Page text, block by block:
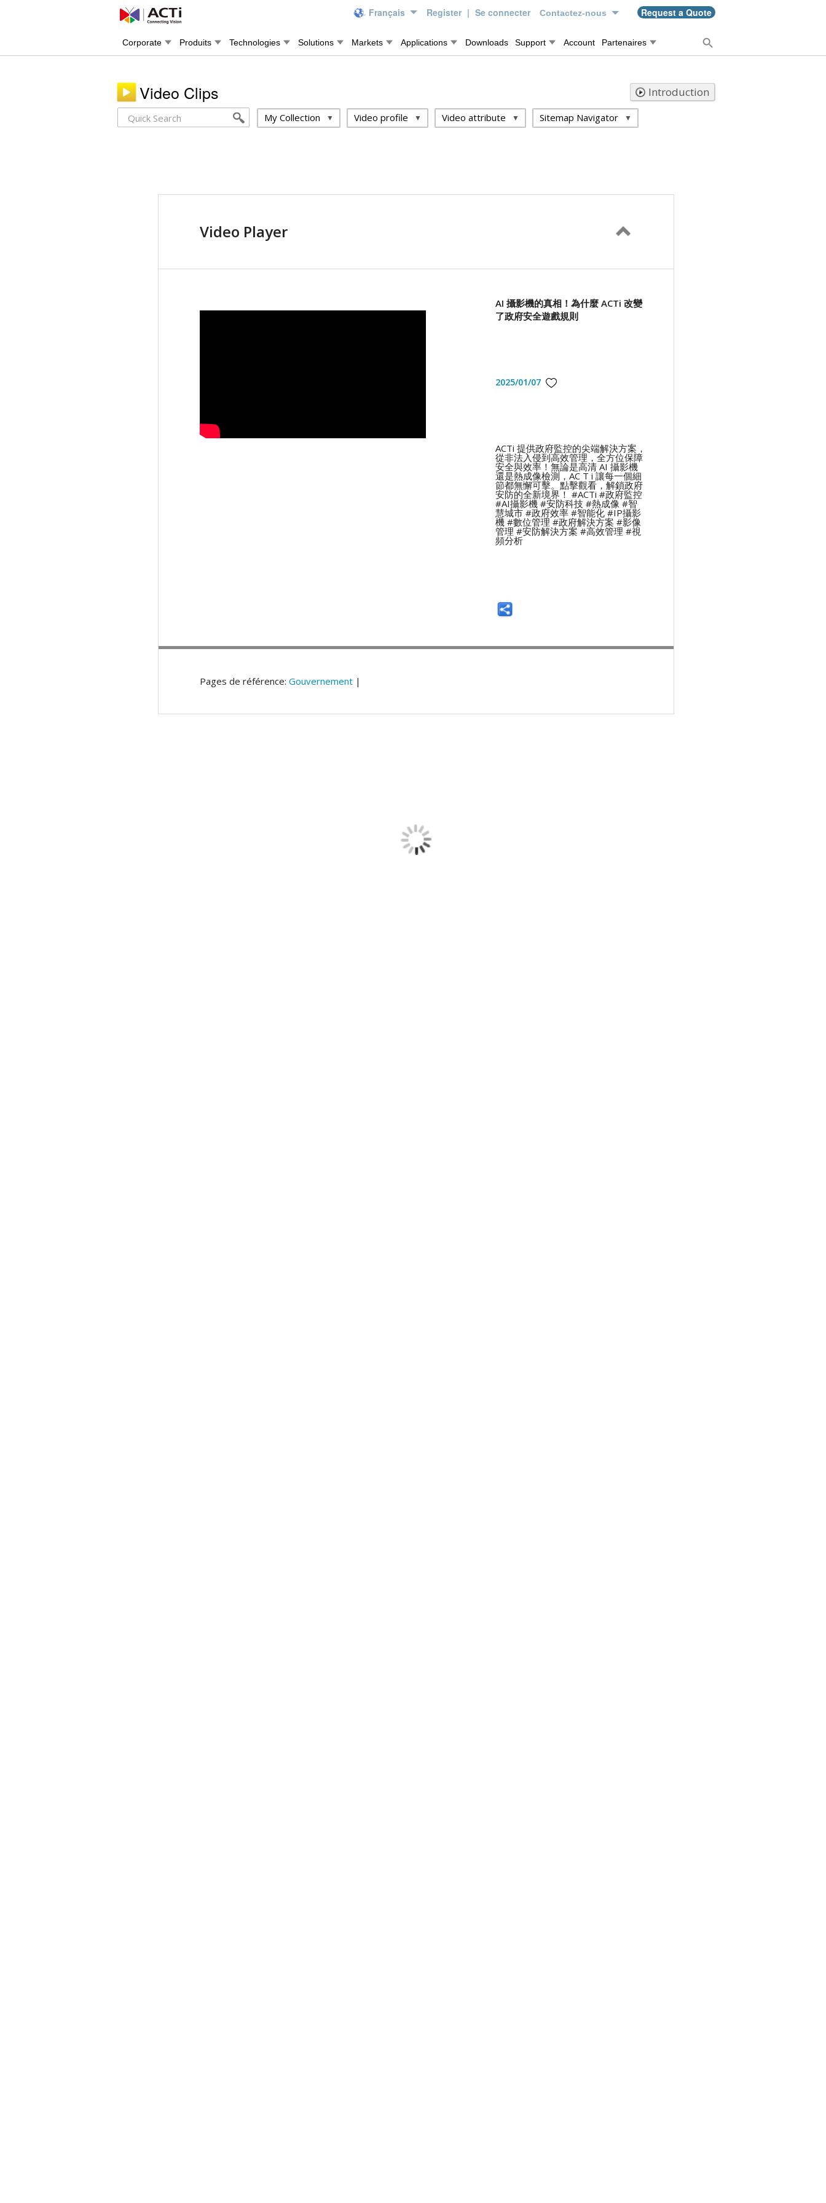
Français Register | Se connecter Contactez-nous Request a Quote
Corporate Produits Technologies Solutions Markets Applications Downloads Support Account Partenaires
Video Clips Introduction
My Collection Video profile Video attribute Sitemap Navigator
Video Player
AI 攝影機的真相！為什麼 ACTi 改變
了政府安全遊戲規則
2025/01/07
ACTi 提供政府監控的尖端解決方案，
從非法入侵到高效管理，全方位保障
安全與效率！無論是高清 AI 攝影機
還是熱成像檢測，AC T i 讓每一個細
節都無懈可擊。點擊觀看，解鎖政府
安防的全新境界！ #ACTi #政府監控
#AI攝影機 #安防科技 #熱成像 #智
慧城市 #政府效率 #智能化 #IP攝影
機 #數位管理 #政府解決方案 #影像
管理 #安防解決方案 #高效管理 #視
頻分析
Pages de référence:Gouvernement |